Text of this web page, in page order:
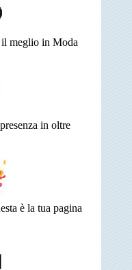
meglio in Moda
in oltre
è la tua pagina